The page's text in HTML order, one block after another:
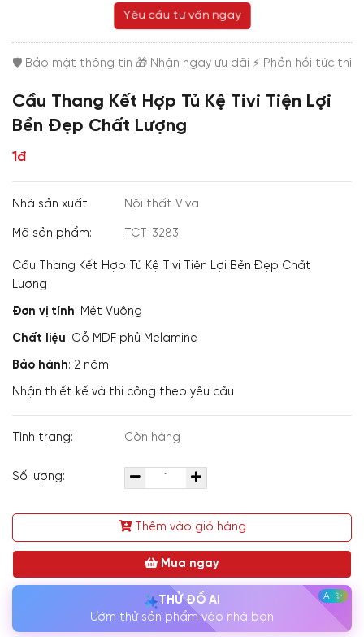
Yêu cầu tư vấn ngay
Cầu Thang Kết Hợp Tủ Kệ Tivi Tiện Lợi
Bền Đẹp Chất Lượng
1đ
Nhà sản xuất: Nội thất Viva
Mã sản phẩm: TCT-3283
Cầu Thang Kết Hợp Tủ Kệ Tivi Tiện Lợi Bền Đẹp Chất
Lượng
Đơn vị tính: Mét Vuông
Chất liệu: Gỗ MDF phủ Melamine
Bảo hành: 2 năm
Nhận thiết kế và thi công theo yêu cầu
Tình trạng: Còn hàng
Số lượng:
Thêm vào giỏ hàng
Mua ngay
THỬ ĐỒ AI
Ướm thử sản phẩm vào nhà bạn